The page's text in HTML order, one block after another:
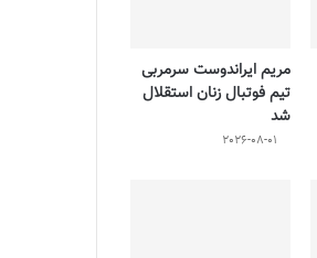
مریم ایراندوست سرمربی
تیم فوتبال زنان استقلال
شد
2026-08-01